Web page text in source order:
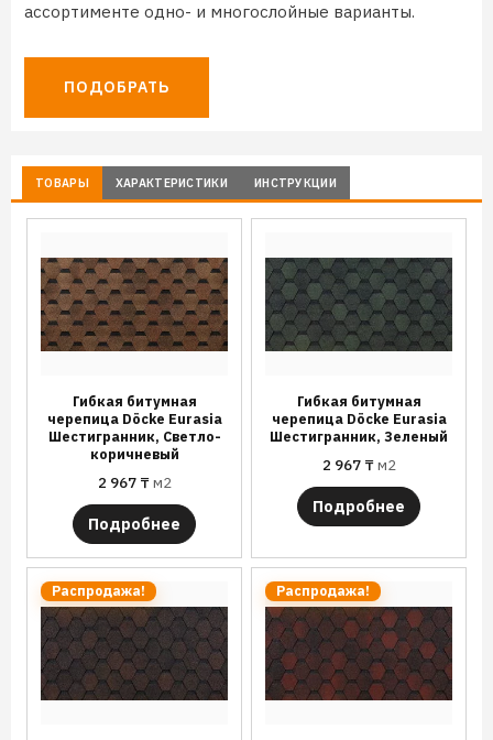
ассортименте одно- и многослойные варианты.
ПОДОБРАТЬ
ТОВАРЫ ХАРАКТЕРИСТИКИ ИНСТРУКЦИИ
Гибкая битумная
черепица Döcke Eurasia
Шестигранник, Светло-
коричневый
2 967 ₸м2
Подробнее
Гибкая битумная
черепица Döcke Eurasia
Шестигранник, Зеленый
2 967 ₸м2
Подробнее
Распродажа! Распродажа!